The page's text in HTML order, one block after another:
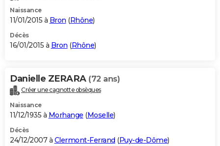
Naissance
11/01/2015 à Bron (Rhône)
Décès
16/01/2015 à Bron (Rhône)
Danielle ZERARA (72 ans)
Créer une cagnotte obsèques
Naissance
11/12/1935 à Morhange (Moselle)
Décès
24/12/2007 à Clermont-Ferrand (Puy-de-Dôme)